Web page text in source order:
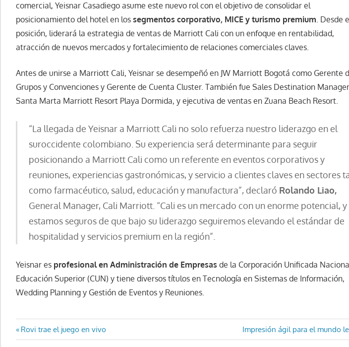
comercial, Yeisnar Casadiego asume este nuevo rol con el objetivo de consolidar el
posicionamiento del hotel en los segmentos corporativo, MICE y turismo premium. Desde
posición, liderará la estrategia de ventas de Marriott Cali con un enfoque en rentabilidad,
atracción de nuevos mercados y fortalecimiento de relaciones comerciales claves.
Antes de unirse a Marriott Cali, Yeisnar se desempeñó en JW Marriott Bogotá como Gerente
Grupos y Convenciones y Gerente de Cuenta Cluster. También fue Sales Destination
Santa Marta Marriott Resort Playa Dormida, y ejecutiva de ventas en Zuana Beach Resort.
“La llegada de Yeisnar a Marriott Cali no solo refuerza nuestro liderazgo en el
suroccidente colombiano. Su experiencia será determinante para seguir
posicionando a Marriott Cali como un referente en eventos corporativos y
reuniones, experiencias gastronómicas, y servicio a clientes claves en sectores
como farmacéutico, salud, educación y manufactura”, declaró Rolando Liao,
General Manager, Cali Marriott. “Cali es un mercado con un enorme potencial, y
estamos seguros de que bajo su liderazgo seguiremos elevando el estándar de
hospitalidad y servicios premium en la región”.
Yeisnar es profesional en Administración de Empresas de la Corporación Unificada
Educación Superior (CUN) y tiene diversos títulos en Tecnología en Sistemas de Información,
Wedding Planning y Gestión de Eventos y Reuniones.
Navegación
Entrada
anterior:
Rovi trae el juego en vivo
Entrada
siguiente:
Impresión ágil para el mundo